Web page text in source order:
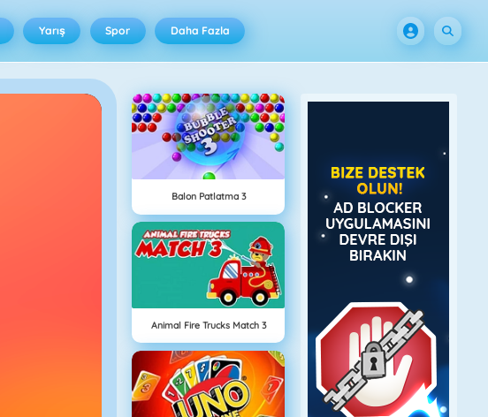
Yarış Spor Daha Fazla
Balon Patlatma 3
Animal Fire Trucks Match 3